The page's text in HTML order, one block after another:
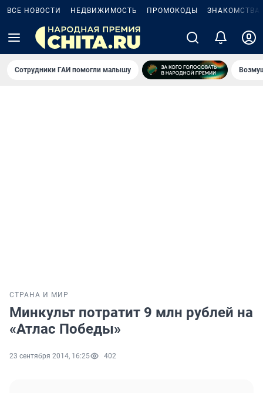
ВСЕ НОВОСТИ НЕДВИЖИМОСТЬ ПРОМОКОДЫ ЗНАКОМСТВА
Сотрудники ГАИ помогли малышу
СТРАНА И МИР
Минкульт потратит 9 млн рублей на
«Атлас Победы»
23 сентября 2014, 16:25 402